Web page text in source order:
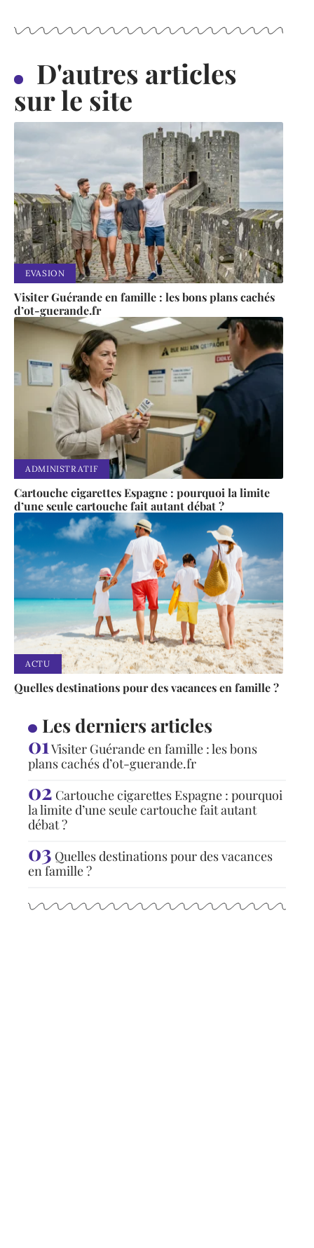
D'autres articles
sur le site
EVASION
Visiter Guérande en famille : les bons plans cachés
d’ot-guerande.fr
ADMINISTRATIF
Cartouche cigarettes Espagne : pourquoi la limite
d’une seule cartouche fait autant débat ?
ACTU
Quelles destinations pour des vacances en famille ?
Les derniers articles
Visiter Guérande en famille : les bons
plans cachés d’ot-guerande.fr
Cartouche cigarettes Espagne : pourquoi
la limite d’une seule cartouche fait autant
débat ?
Quelles destinations pour des vacances
en famille ?